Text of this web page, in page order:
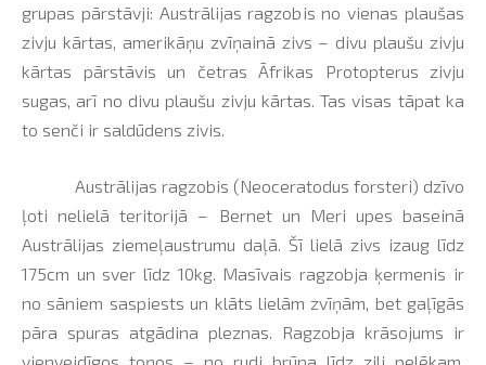
grupas pārstāvji: Austrālijas ragzobis no vienas plaušas
zivju kārtas, amerikāņu zvīņainā zivs – divu plaušu zivju
kārtas pārstāvis un četras Āfrikas Protopterus zivju
sugas, arī no divu plaušu zivju kārtas. Tas visas tāpat ka
to senči ir saldūdens zivis.
Austrālijas ragzobis (Neoceratodus forsteri) dzīvo
ļoti nelielā teritorijā – Bernet un Meri upes baseinā
Austrālijas ziemeļaustrumu daļā. Šī lielā zivs izaug līdz
175cm un sver līdz 10kg. Masīvais ragzobja ķermenis ir
no sāniem saspiests un klāts lielām zvīņām, bet gaļīgās
pāra spuras atgādina pleznas. Ragzobja krāsojums ir